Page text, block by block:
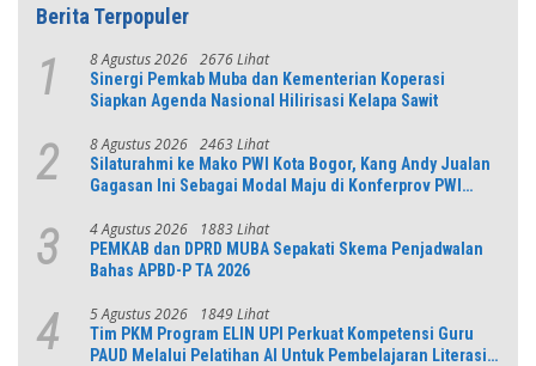
Berita Terpopuler
1 8 Agustus 2026 2676 Lihat
Sinergi Pemkab Muba dan Kementerian Koperasi
Siapkan Agenda Nasional Hilirisasi Kelapa Sawit
2 8 Agustus 2026 2463 Lihat
Silaturahmi ke Mako PWI Kota Bogor, Kang Andy Jualan
Gagasan Ini Sebagai Modal Maju di Konferprov PWI
3 4 Agustus 2026 1883 Lihat
PEMKAB dan DPRD MUBA Sepakati Skema Penjadwalan
Bahas APBD-P TA 2026
4 5 Agustus 2026 1849 Lihat
Tim PKM Program ELIN UPI Perkuat Kompetensi Guru
PAUD Melalui Pelatihan AI Untuk Pembelajaran Literasi